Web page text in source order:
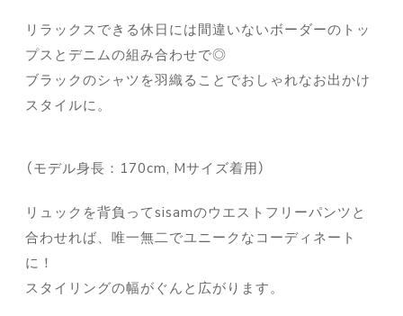
リラックスできる休日には間違いないボーダーのトッ
プスとデニムの組み合わせで◎
ブラックのシャツを羽織ることでおしゃれなお出かけ
スタイルに。
（モデル身長：170cm, Mサイズ着用）
リュックを背負ってsisamのウエストフリーパンツと
合わせれば、唯一無二でユニークなコーディネート
に！
スタイリングの幅がぐんと広がります。